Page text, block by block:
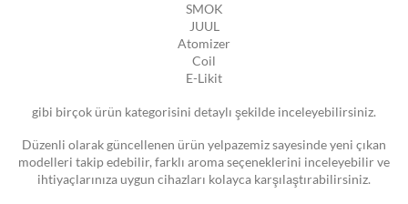
SMOK
JUUL
Atomizer
Coil
E-Likit
gibi birçok ürün kategorisini detaylı şekilde inceleyebilirsiniz.
Düzenli olarak güncellenen ürün yelpazemiz sayesinde yeni çıkan
modelleri takip edebilir, farklı aroma seçeneklerini inceleyebilir ve
ihtiyaçlarınıza uygun cihazları kolayca karşılaştırabilirsiniz.